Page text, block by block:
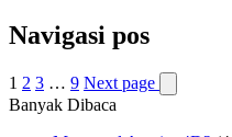
Navigasi pos
1 2 3 … 9 Next page
Banyak Dibaca